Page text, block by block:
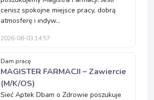
cenisz spokojne miejsce pracy, dobrą
atmosferę i indyw...
2026-08-03 14:57
Dam pracę
MAGISTER FARMACJI – Zawiercie
(M/K/OS)
Sieć Aptek Dbam o Zdrowie poszukuje